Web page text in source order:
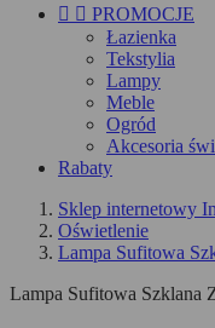
  PROMOCJE
Łazienka
Tekstylia
Lampy
Meble
Ogród
Akcesoria
Rabaty
Sklep internetowy
Oświetlenie
Lampa Sufitowa
Lampa Sufitowa Szklana